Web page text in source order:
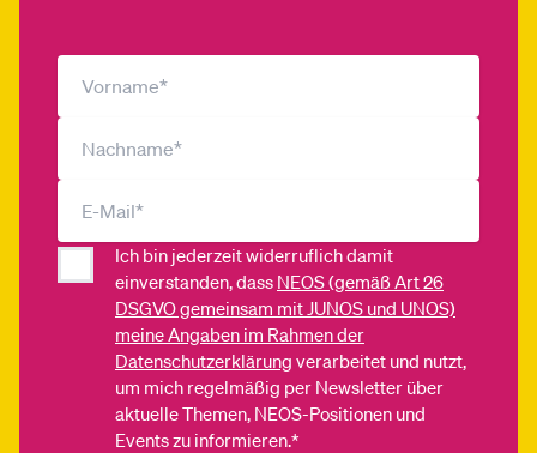
Ich bin jederzeit widerruflich damit
einverstanden, dass NEOS (gemäß Art 26
DSGVO gemeinsam mit JUNOS und UNOS)
meine Angaben im Rahmen der
Datenschutzerklärung verarbeitet und nutzt,
um mich regelmäßig per Newsletter über
aktuelle Themen, NEOS-Positionen und
Events zu informieren.*